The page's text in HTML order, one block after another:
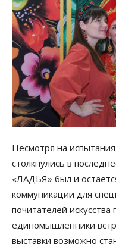
Несмотря на
столкнулись в
«ЛАДЬЯ» был и
коммуникации для
почитателей
единомышленники
выставки возможно